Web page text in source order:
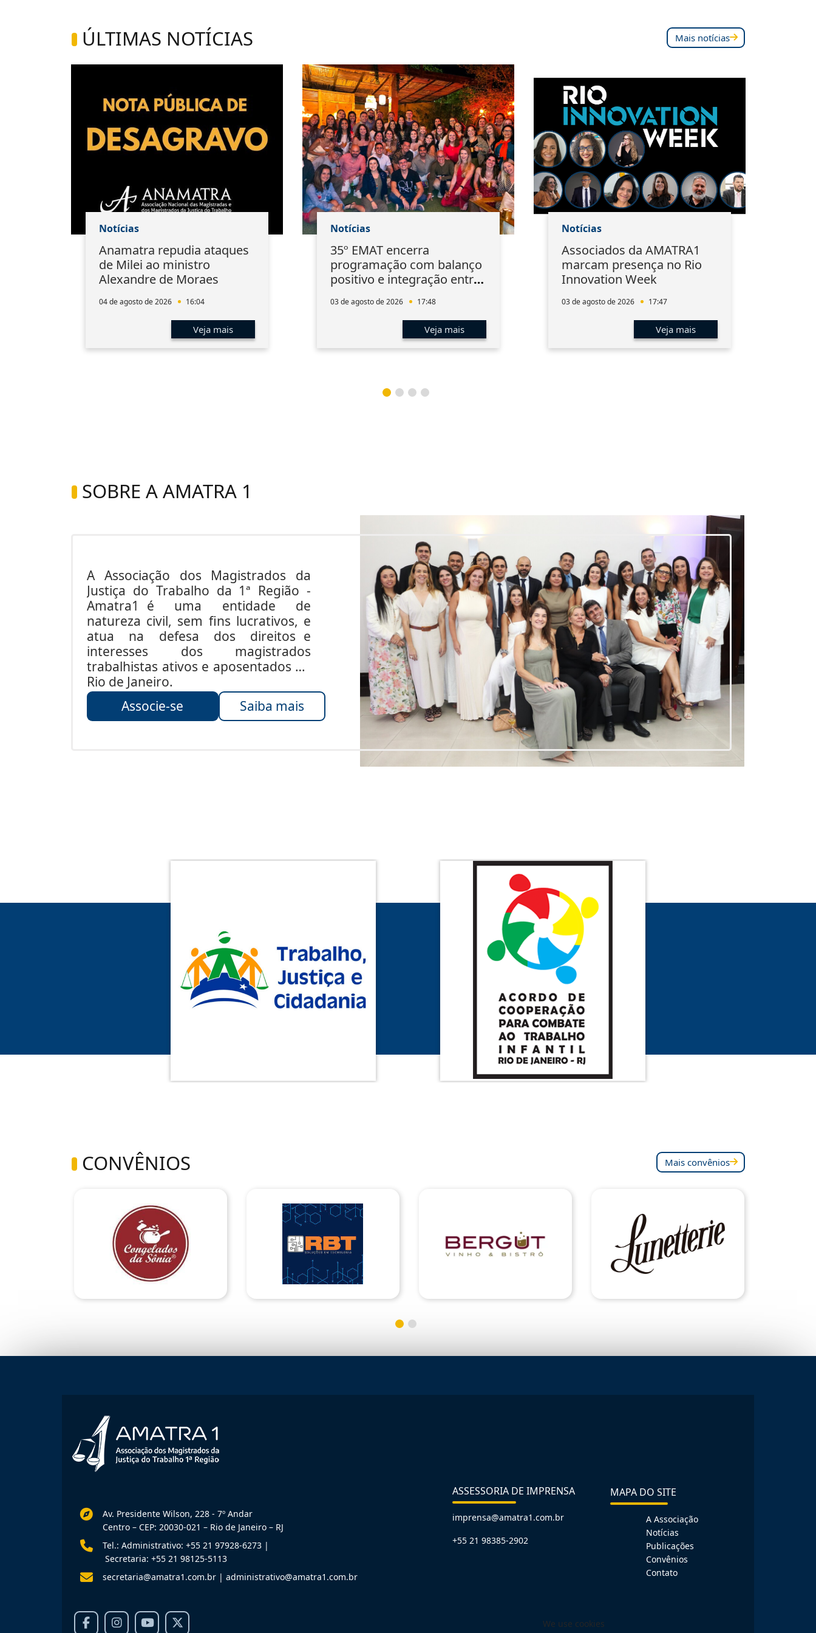
Mais notícias
ÚLTIMAS NOTÍCIAS
Notícias
Anamatra repudia ataques
de Milei ao ministro
Alexandre de Moraes
04 de agosto de 2026 16:04
Veja mais
Notícias
35º EMAT encerra
programação com balanço
positivo e integração entre
03 de agosto de 2026 17:48
Veja mais
Notícias
Associados da AMATRA1
marcam presença no Rio
Innovation Week
03 de agosto de 2026 17:47
Veja mais
SOBRE A AMATRA 1
A Associação dos Magistrados da
Justiça do Trabalho da 1ª Região -
Amatra1 é uma entidade de
natureza civil, sem fins lucrativos, e
atua na defesa dos direitos e
interesses dos magistrados
trabalhistas ativos e aposentados do
Rio de Janeiro.
Associe-se
Saiba mais
CONVÊNIOS Mais convênios
Av. Presidente Wilson, 228 - 7º Andar
Centro – CEP: 20030-021 – Rio de Janeiro – RJ
Tel.: Administrativo: +55 21 97928-6273 |
Secretaria: +55 21 98125-5113
secretaria@amatra1.com.br | administrativo@amatra1.com.br
ASSESSORIA DE IMPRENSA
imprensa@amatra1.com.br
+55 21 98385-2902
MAPA DO SITE
A Associação
Notícias
Publicações
Convênios
Contato
We use cookies